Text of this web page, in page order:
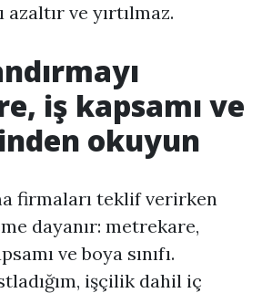
azaltır ve yırtılmaz.
iş kapsamı ve
okuyun
firmaları teklif verirken
dayanır: metrekare,
ve boya sınıfı.
işçilik dahil iç